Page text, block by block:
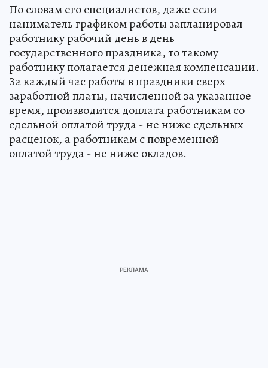
По словам его специалистов, даже если
наниматель графиком работы запланировал
работнику рабочий день в день
государственного праздника, то такому
работнику полагается денежная компенсации.
За каждый час работы в праздники сверх
заработной платы, начисленной за указанное
время, производится доплата работникам со
сдельной оплатой труда - не ниже сдельных
расценок, а работникам с повременной
оплатой труда - не ниже окладов.